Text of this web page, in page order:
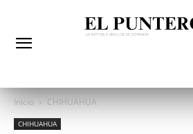
Inicio CHIHUAHUA
CHIHUAHUA